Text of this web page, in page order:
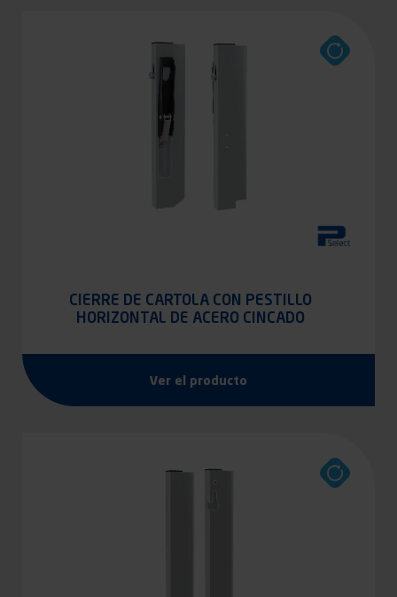
CIERRE DE CARTOLA CON PESTILLO
HORIZONTAL DE ACERO CINCADO
Ver el producto